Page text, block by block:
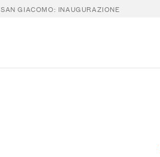
GIACOMO: INAUGURAZIONE